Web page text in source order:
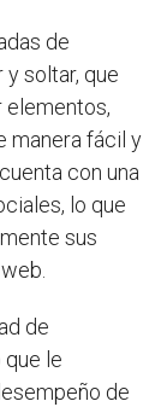
de
soltar, que
elementos,
manera fácil y
con una
lo que
sus
de
le
de